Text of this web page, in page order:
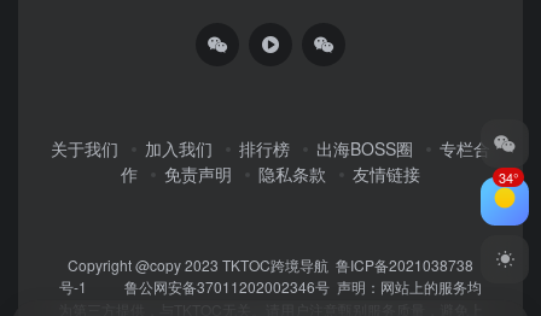
关于我们 加入我们 排行榜 出海BOSS圈
专栏合
作
免责声明 隐私条款 友情链接
Copyright @copy 2023 TKTOC跨境导航 鲁ICP备2021038738
号-1
鲁公网安备37011202002346号 声明：网站上的服务均
34°